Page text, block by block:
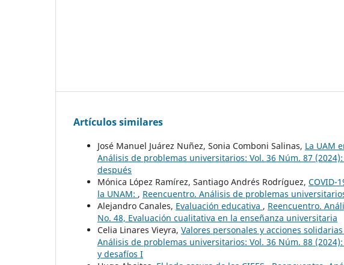
Artículos similares
José Manuel Juárez Nuñez, Sonia Comboni Salinas, La UAM
Análisis de problemas universitarios: Vol. 36 Núm. 87
después
Mónica López Ramírez, Santiago Andrés Rodríguez, COVID-
la UNAM: , Reencuentro. Análisis de problemas
Alejandro Canales, Evaluación educativa , Reencuentro.
No. 48, Evaluación cualitativa en la enseñanza universitaria
Celia Linares Vieyra, Valores personales y acciones
Análisis de problemas universitarios: Vol. 36 Núm. 88
y desafíos I